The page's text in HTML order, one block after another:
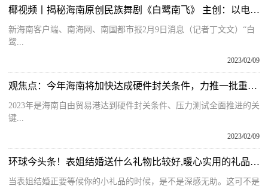
椰视频丨揭秘海南原创民族舞剧《白鹭南飞》 主创：以电影质感展现舞台张力
新海南客户端、南海网、南国都市报2月9日消息（记者丁文文）“白
鹭...
2023/02/09
观焦点：今年海南将加快达成硬件封关条件，力推一批重点项目取得实质性进展
2023年是海南自由贸易港达到硬件封关条件、压力测试全面推进的关
键...
2023/02/09
环球今头条！表姐结婚送什么礼物比较好,暖心实用的礼品推荐
当表姐结婚正要等候你的小礼品的时候，是不是深感无助。这可不是